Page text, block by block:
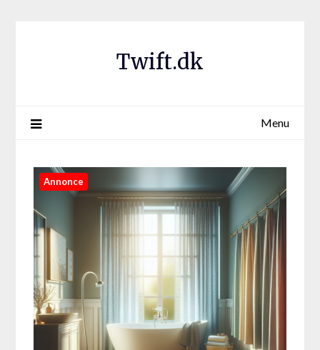
Twift.dk
Menu
Annonce